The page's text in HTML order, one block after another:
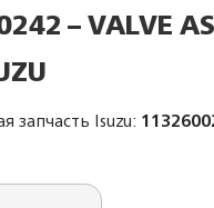
– VALVE
запчасть Isuzu: